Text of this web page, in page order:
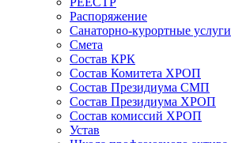
Распоряжение
Санаторно-курортные услуги
Смета
Состав КРК
Состав Комитета ХРОП
Состав Президиума СМП
Состав Президиума ХРОП
Состав комиссий ХРОП
Устав